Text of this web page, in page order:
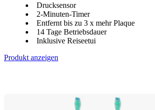
Drucksensor
2-Minuten-Timer
Entfernt bis zu 3 x mehr Plaque
14 Tage Betriebsdauer
Inklusive Reiseetui
Produkt anzeigen